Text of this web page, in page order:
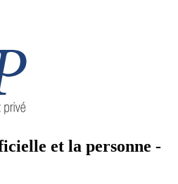
et la personne -